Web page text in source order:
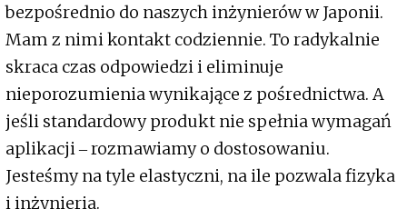
bezpośrednio do naszych inżynierów w Japonii.
Mam z nimi kontakt codziennie. To radykalnie
skraca czas odpowiedzi i eliminuje
nieporozumienia wynikające z pośrednictwa. A
jeśli standardowy produkt nie spełnia wymagań
aplikacji ‒ rozmawiamy o dostosowaniu.
Jesteśmy na tyle elastyczni, na ile pozwala fizyka
i inżynieria.